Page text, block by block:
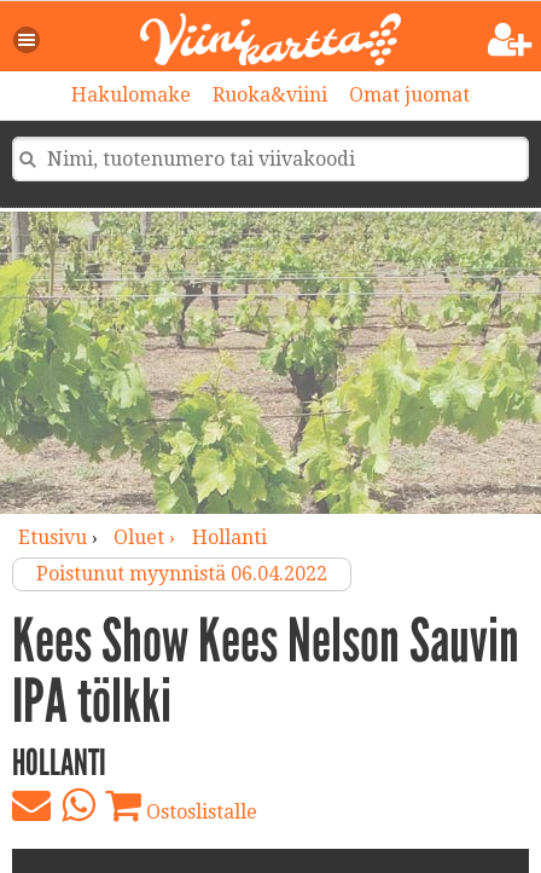
Hakulomake Ruoka&viini Omat juomat
Etusivu› Oluet ›
Hollanti
Poistunut myynnistä 06.04.2022
Kees Show Kees Nelson Sauvin
IPA tölkki
HOLLANTI
Ostoslistalle